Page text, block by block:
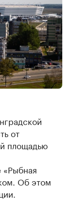
от
площадью
«Рыбная
Об этом